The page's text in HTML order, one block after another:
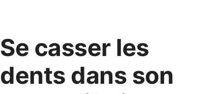
Se casser les
dents dans son